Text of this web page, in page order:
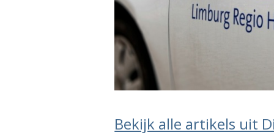
Bekijk alle artikels uit